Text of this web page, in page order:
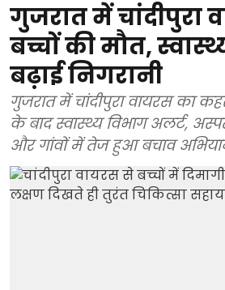
गुजरात में चांदीपुरा
बच्चों की मौत,
बढ़ाई निगरानी
गुजरात में चांदीपुरा वायरस का
के बाद स्वास्थ्य विभाग अलर्ट,
और गांवों में तेज हुआ बचाव